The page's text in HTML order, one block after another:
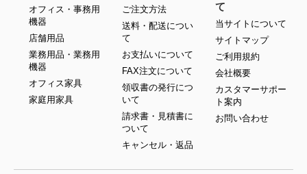
オフィス・事務用
機器
店舗用品
業務用品・業務用
機器
オフィス家具
家庭用家具
ご注文方法
送料・配送につい
て
お支払いについて
FAX注文について
領収書の発行につ
いて
請求書・見積書に
ついて
キャンセル・返品
て
当サイトについて
サイトマップ
ご利用規約
会社概要
カスタマーサポー
ト案内
お問い合わせ